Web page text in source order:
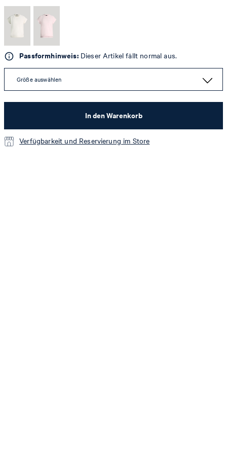
Passformhinweis:Dieser Artikel fällt normal aus.
Größe auswählen
In den Warenkorb
Verfügbarkeit und Reservierung im Store